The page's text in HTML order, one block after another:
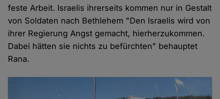
feste Arbeit. Israelis ihrerseits kommen nur in Gestalt
von Soldaten nach Bethlehem "Den Israelis wird von
ihrer Regierung Angst gemacht, hierherzukommen.
Dabei hätten sie nichts zu befürchten" behauptet
Rana.